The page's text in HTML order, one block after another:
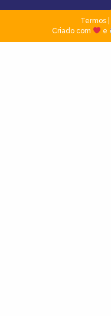
Termos|
Criado com
e